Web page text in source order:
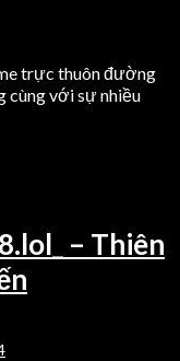
trực thuôn đường
cùng với sự nhiều
– Thiên